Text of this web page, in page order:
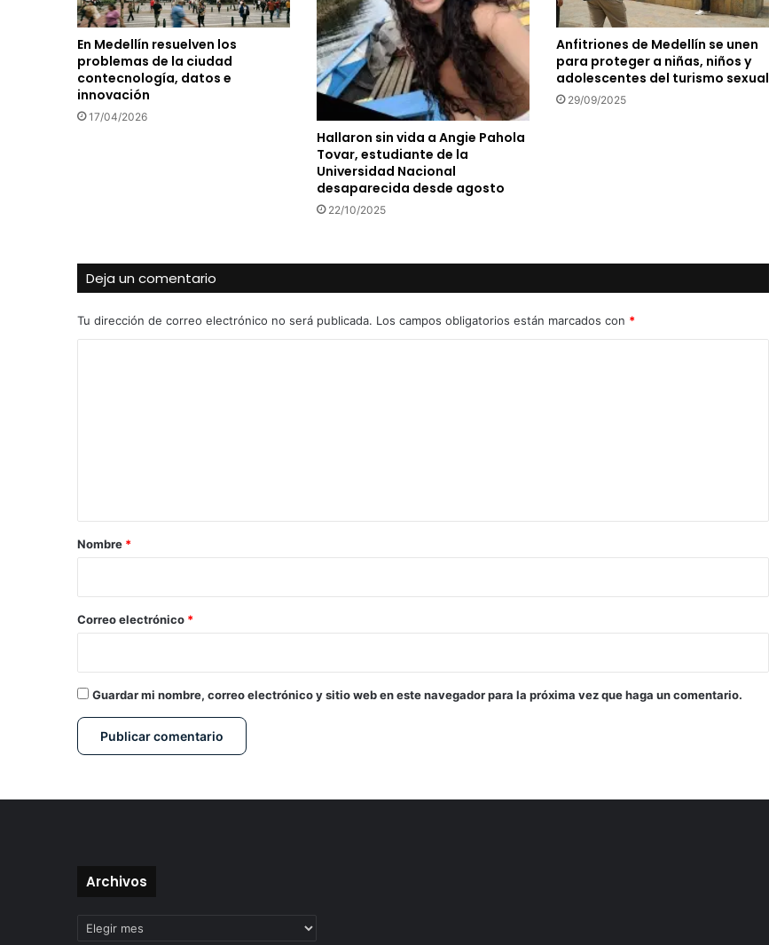
En Medellín resuelven los
problemas de la ciudad
contecnología, datos e
innovación
17/04/2026
Hallaron sin vida a Angie Pahola
Tovar, estudiante de la
Universidad Nacional
desaparecida desde agosto
22/10/2025
Anfitriones de Medellín se unen
para proteger a niñas, niños y
adolescentes del turismo sexual
29/09/2025
Deja un comentario
Tu dirección de correo electrónico no será publicada. Los campos obligatorios están marcados con *
r
*
Nombre *
Correo electrónico *
Guardar mi nombre, correo electrónico y sitio web en este navegador para la próxima vez que haga un comentario.
Archivos